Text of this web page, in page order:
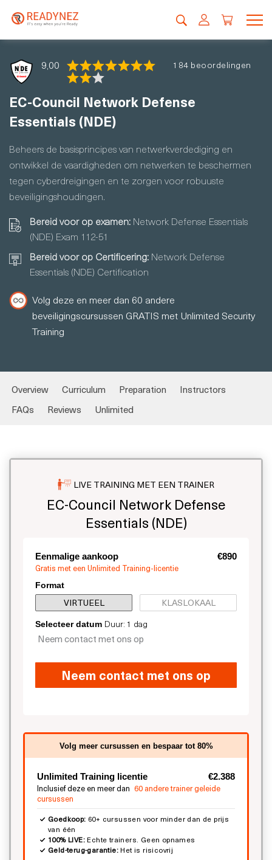
9,00 184 beoordelingen
EC-Council Network Defense
Essentials (NDE)
Beheers de basisprincipes van netwerkverdediging en
ontwikkel de vaardigheden om netwerken te beschermen
tegen cyberdreigingen en te zorgen voor robuuste
beveiligingshoudingen.
Bereid voor op examen: Network Defense Essentials
(NDE) Exam 112-51
Bereid voor op Certificering: Network Defense
Essentials (NDE) Certification
Volg deze en meer dan 60 andere
beveiligingscursussen GRATIS met Unlimited Security
Training
Overview Curriculum Preparation
Instructors
FAQs
Reviews Unlimited
LIVE TRAINING MET EEN TRAINER
EC-Council Network Defense
Essentials (NDE)
Eenmalige aankoop €890
Gratis met een Unlimited Training-licentie
Format
VIRTUEEL KLASLOKAAL
Selecteer datum Duur: 1 dag
Neem contact met ons op
Neem contact met ons op
Volg meer cursussen en bespaar tot 80%
Unlimited Training licentie €2.388
Inclusief deze en meer dan 60 andere trainer geleide
cursussen
Goedkoop: 60+ cursussen voor minder dan de prijs
van één
100% LIVE:Echte trainers. Geen opnames
Geld-terug-garantie:Het is risicovrij